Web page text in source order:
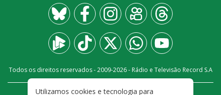
Todos os direitos reservados - 2009-2026- Rádio e Televisão Record S.A
Utilizamos cookies e tecnologia para